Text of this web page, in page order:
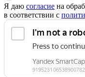
Я даю согласие на
в соответствии с